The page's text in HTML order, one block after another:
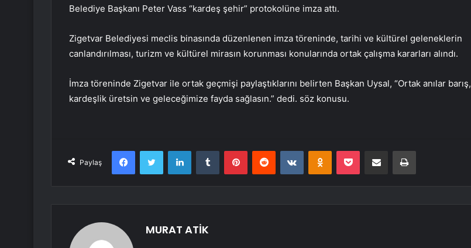
Belediye Başkanı Peter Vass “kardeş şehir” protokolüne imza attı.
Zigetvar Belediyesi meclis binasında düzenlenen imza töreninde, tarihi ve kültürel geleneklerin
canlandırılması, turizm ve kültürel mirasın korunması konularında ortak çalışma kararları alındı.
İmza töreninde Zigetvar ile ortak geçmişi paylaştıklarını belirten Başkan Uysal, “Ortak anılar barış,
kardeşlik üretsin ve geleceğimize fayda sağlasın.” dedi. söz konusu.
Paylaş
FacebookTwitter LinkedInTumblr PinterestReddit VKontakteOdnoklassniki
Pocket E-Posta ile paylaş Yazdır
MURAT ATİK